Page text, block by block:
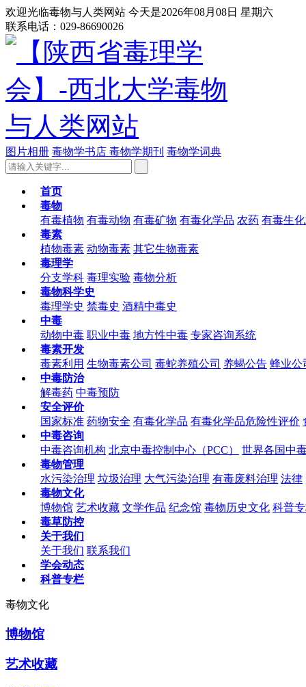
欢迎光临毒物与人类网站 今天是2026年08月08日 星期六
联系电话：029-86690026
图片相册 毒物学书店 毒物学期刊 毒物学词典
首页
毒物
有毒植物 有毒动物 有毒矿物 有毒化学品 农药 有毒生
毒素
植物毒素 动物毒素 其它生物毒素
毒理学
分支学科 毒理实验 毒物分析
毒物科学史
毒理学史 禁毒史 酒精中毒史
中毒
动物中毒 职业中毒 地方性中毒 专家咨询系统
毒素开发
毒素利用 生物毒素公司 毒蛇养殖公司 养蝎公告 蜂业公
中毒防治
解毒药 中毒预防
安全评价
国家标准 药物安全 有毒化学品 有毒化学品危险性评价
中毒咨询
中毒咨询机构 北京中毒控制中心（PCC）
世界各国中
毒物管理
水污染治理 垃圾治理 大气污染治理 有毒废料治理 法律
毒物文化
博物馆 艺术收藏 文学作品 纪念馆 毒物历史文化 科普
毒草防控
关于我们
关于我们 联系我们
学会动态
科普专栏
毒物文化
博物馆
艺术收藏